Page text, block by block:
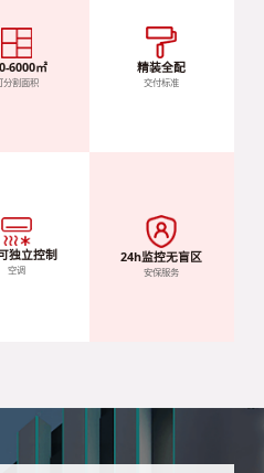
6000㎡
分割面积
精装全配
交付标准
独立控制
空调
24h监控无盲区
安保服务